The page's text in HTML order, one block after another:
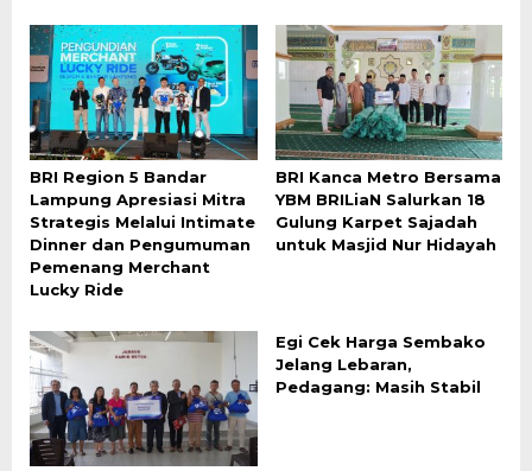
BRI Region 5 Bandar
Lampung Apresiasi Mitra
Strategis Melalui Intimate
Dinner dan Pengumuman
Pemenang Merchant
Lucky Ride
BRI Kanca Metro Bersama
YBM BRILiaN Salurkan 18
Gulung Karpet Sajadah
untuk Masjid Nur Hidayah
Egi Cek Harga Sembako
Jelang Lebaran,
Pedagang: Masih Stabil